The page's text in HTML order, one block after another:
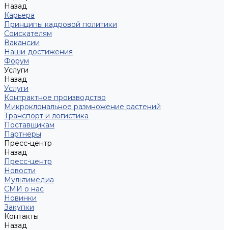
Назад
Карьера
Принципы кадровой политики
Соискателям
Вакансии
Наши достижения
Форум
Услуги
Назад
Услуги
Контрактное производство
Микроклональное размножение растений
Транспорт и логистика
Поставщикам
Партнеры
Пресс-центр
Назад
Пресс-центр
Новости
Мультимедиа
СМИ о нас
Новинки
Закупки
Контакты
Назад